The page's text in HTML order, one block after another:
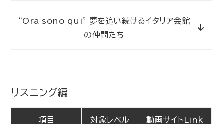
“Ora sono qui” 夢を追い続けるイタリア会館
の仲間たち
リスニング編
項目 対象レベル 動画サイトLink